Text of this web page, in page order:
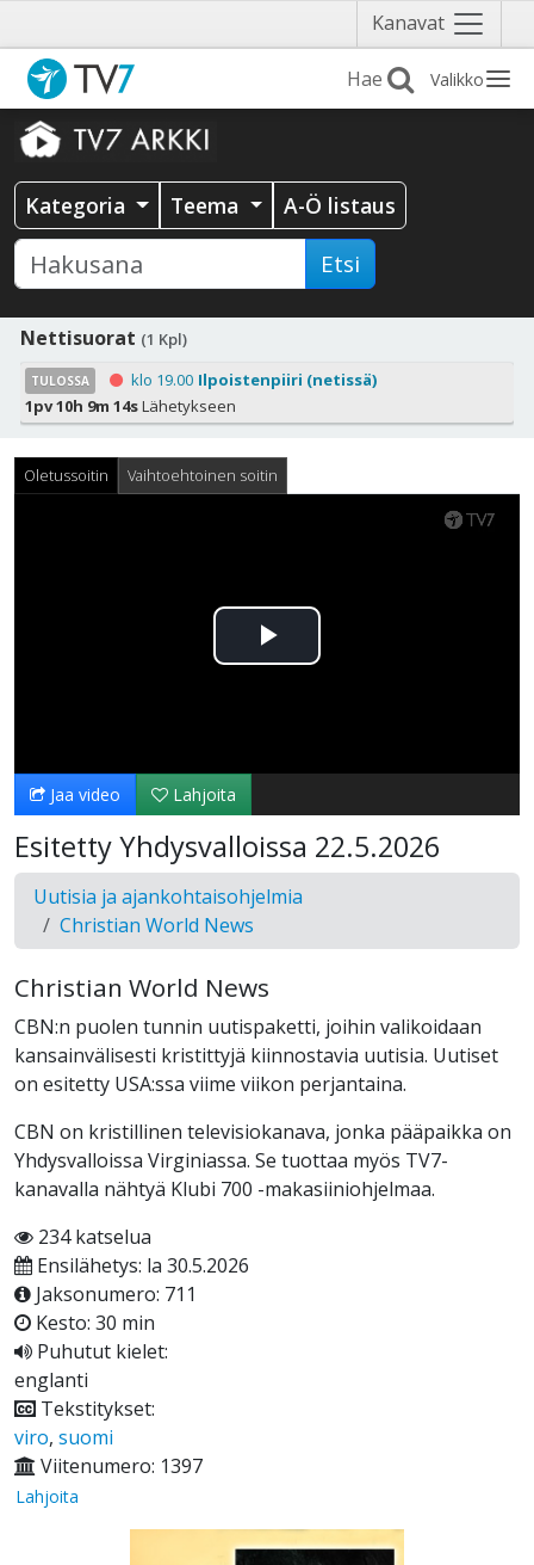
Kanavat Näytä
valikko
Valikko
Kategoria Teema A-Ö listaus
Etsi
Nettisuorat (1 Kpl)
TULOSSA klo 19.00 Ilpoistenpiiri (netissä)
1pv 10h 9m 14sLähetykseen
Oletussoitin Vaihtoehtoinen soitin
Toista
Jaa video Lahjoita
Esitetty Yhdysvalloissa 22.5.2026
Uutisia ja ajankohtaisohjelmia
Christian World News
Christian World News
CBN:n puolen tunnin uutispaketti, joihin valikoidaan
kansainvälisesti kristittyjä kiinnostavia uutisia. Uutiset
on esitetty USA:ssa viime viikon perjantaina.
CBN on kristillinen televisiokanava, jonka pääpaikka on
Yhdysvalloissa Virginiassa. Se tuottaa myös TV7-
kanavalla nähtyä Klubi 700 -makasiiniohjelmaa.
234 katselua
Ensilähetys: la 30.5.2026
Jaksonumero: 711
Kesto: 30 min
Puhutut kielet:
englanti
Tekstitykset:
viro, suomi
Viitenumero: 1397
Lahjoita